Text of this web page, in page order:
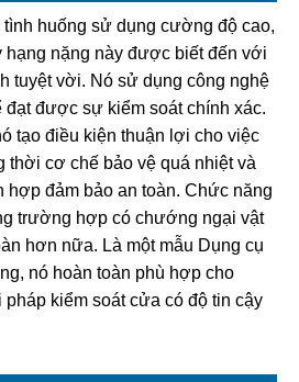
huống sử dụng cường độ cao,
hạng nặng này được biết đến với
tuyệt vời. Nó sử dụng công nghệ
đạt được sự kiểm soát chính xác.
tạo điều kiện thuận lợi cho việc
thời cơ chế bảo vệ quá nhiệt và
hợp đảm bảo an toàn. Chức năng
trường hợp có chướng ngại vật
hơn nữa. Là một mẫu Dụng cụ
nó hoàn toàn phù hợp cho
kiểm soát cửa có độ tin cậy